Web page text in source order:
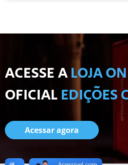
ACESSE ALOJA
OFICIAL EDIÇÕES
Acessar agora